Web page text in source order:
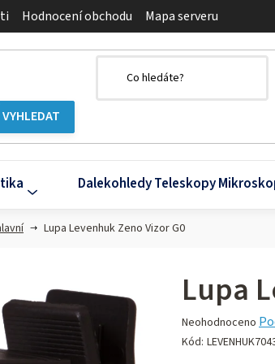
Hodnocení obchodu Mapa serveru
Dalekohledy Teleskopy
Lupa Levenhuk Zeno Vizor G0
Lupa
Průměrné
hodnocení
Neohodnoceno
Kód: